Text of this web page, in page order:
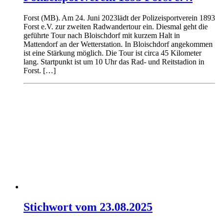
Forst (MB). Am 24. Juni 2023lädt der Polizeisportverein 1893
Forst e.V. zur zweiten Radwandertour ein. Diesmal geht die
geführte Tour nach Bloischdorf mit kurzem Halt in
Mattendorf an der Wetterstation. In Bloischdorf angekommen
ist eine Stärkung möglich. Die Tour ist circa 45 Kilometer
lang. Startpunkt ist um 10 Uhr das Rad- und Reitstadion in
Forst. […]
Stichwort vom 23.08.2025